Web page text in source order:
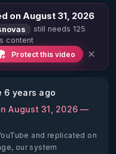
on August 31, 2026
still needs 125
content
Protect this video
6 years ago
August 31, 2026 —
and replicated on
our system